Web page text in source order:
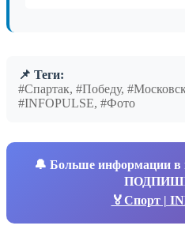
📌 Теги:
#Спартак, #Победу,
#INFOPULSE, #Фото
🔔 Больше информации в
🏅Спорт |